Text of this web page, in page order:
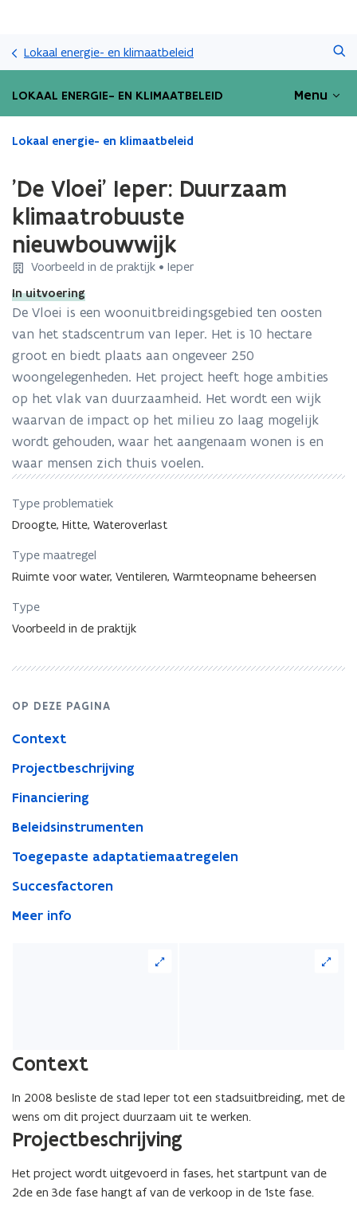
en
naar
inhoud
gaan
Lokaal energie- en klimaatbeleid
LOKAAL ENERGIE- EN KLIMAATBELEID Menu
Gedaan
bevindt
zich
op:
'De
Vloei'
Ieper:
Duurzaam
nieuwbouwwijk
Lokaal energie- en klimaatbeleid
'De Vloei' Ieper: Duurzaam
klimaatrobuuste
nieuwbouwwijk
Voorbeeld in de praktijk • Ieper
In uitvoering
De Vloei is een woonuitbreidingsgebied ten oosten
van het stadscentrum van Ieper. Het is 10 hectare
groot en biedt plaats aan ongeveer 250
woongelegenheden. Het project heeft hoge ambities
op het vlak van duurzaamheid. Het wordt een wijk
waarvan de impact op het milieu zo laag mogelijk
wordt gehouden, waar het aangenaam wonen is en
waar mensen zich thuis voelen.
Type problematiek
Droogte, Hitte, Wateroverlast
Type maatregel
Ruimte voor water, Ventileren, Warmteopname beheersen
Type
Voorbeeld in de praktijk
OP DEZE PAGINA
Context
Projectbeschrijving
Financiering
Beleidsinstrumenten
Toegepaste adaptatiemaatregelen
Succesfactoren
Meer info
Context
In 2008 besliste de stad Ieper tot een stadsuitbreiding, met de
wens om dit project duurzaam uit te werken.
Projectbeschrijving
Het project wordt uitgevoerd in fases, het startpunt van de
2de en 3de fase hangt af van de verkoop in de 1ste fase.